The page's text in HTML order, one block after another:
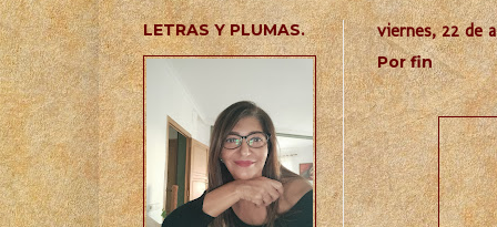
viernes, 22 de
Por fin
LETRAS Y PLUMAS.